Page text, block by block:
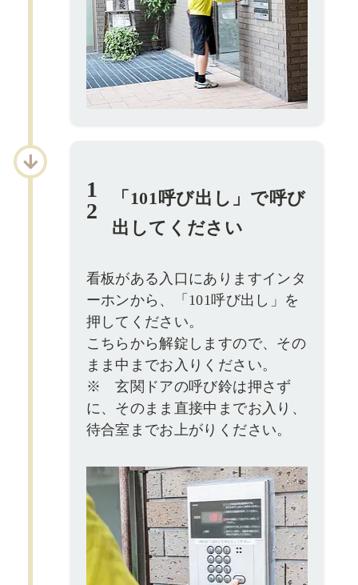
1
2
「101呼び出し」で呼び
出してください
看板がある入口にありますインタ
ーホンから、「101呼び出し」を
押してください。
こちらから解錠しますので、その
まま中までお入りください。
※ 玄関ドアの呼び鈴は押さず
に、そのまま直接中までお入り、
待合室までお上がりください。